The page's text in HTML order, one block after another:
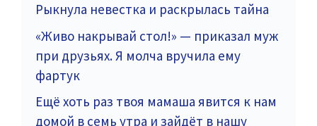
Рыкнула невестка и раскрылась тайна
«Живо накрывай стол!» — приказал муж
при друзьях. Я молча вручила ему
фартук
Ещё хоть раз твоя мамаша явится к нам
домой в семь утра и зайдёт в нашу